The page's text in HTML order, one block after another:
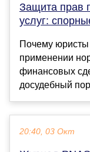
Защита прав
услуг:
Почему
применении
финансовых
досудебный
20:40, 03 Окт